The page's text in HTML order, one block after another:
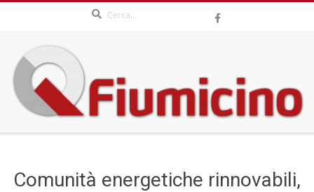
content
QFIUMICINO.COM
MenuComunità energetiche rinnovabili,